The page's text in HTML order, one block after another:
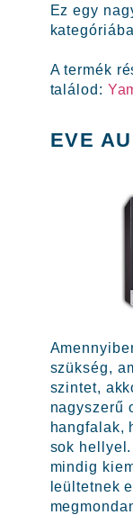
Ez egy
A termék
találod:
EVE
szükség,
szintet,
nagyszerű
hangfalak,
sok hellyel.
mindig
leültetnek